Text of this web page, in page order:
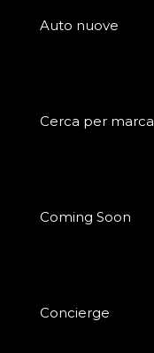
Auto nuove
Cerca per marca
Coming Soon
Concierge